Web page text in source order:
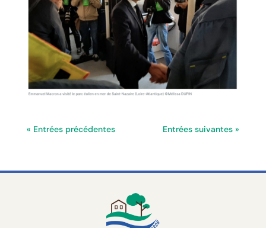
« Entrées précédentes Entrées suivantes »